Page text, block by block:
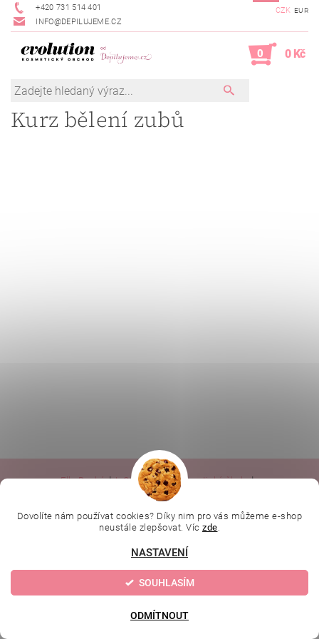
+420 731 514 401
INFO@DEPILUJEME.CZ
CZK EUR
0 0 Kč
Kurz bělení zubů
Ella Baché | L.C.P. Paris | Kosmetická škola |
Online kosmetické kurzy | Kozmetickyobchod.sk
Vytvořil Shoptet
Dovolíte nám používat cookies? Díky nim pro vás můžeme e-shop
neustále zlepšovat. Víc zde.
NASTAVENÍ
ODMÍTNOUT
SOUHLASÍM